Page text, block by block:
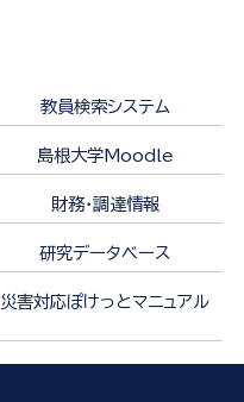
教員検索システム
島根大学Moodle
財務・調達情報
研究データベース
災害対応ぽけっとマニュアル